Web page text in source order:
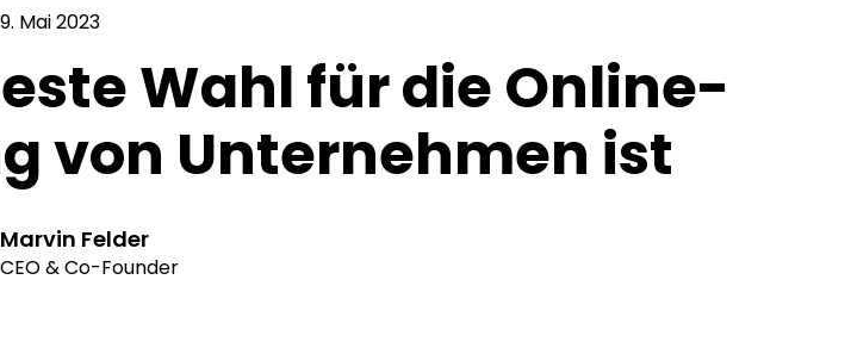
9. Mai 2023
Wahl für die Online-
von Unternehmen ist
Marvin Felder
CEO & Co-Founder